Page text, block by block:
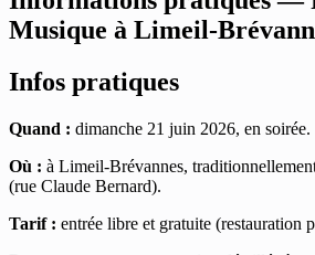
Musique à Limeil-
Infos pratiques
Quand : dimanche 21 juin 2026, en soirée.
Où : à Limeil-Brévannes,
(rue Claude Bernard).
Tarif : entrée libre et gratuite (restauration